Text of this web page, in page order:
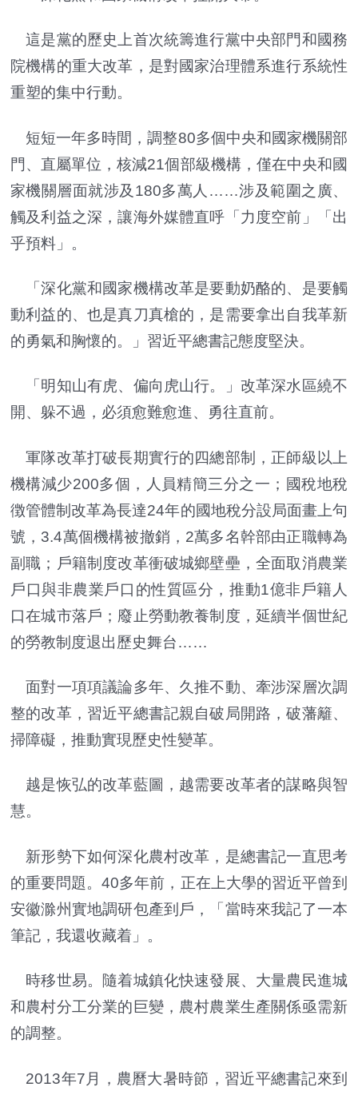
這是黨的歷史上首次統籌進行黨中央部門和國務
院機構的重大改革，是對國家治理體系進行系統性
重塑的集中行動。
短短一年多時間，調整80多個中央和國家機關部
門、直屬單位，核減21個部級機構，僅在中央和國
家機關層面就涉及180多萬人……涉及範圍之廣、
觸及利益之深，讓海外媒體直呼「力度空前」「出
乎預料」。
「深化黨和國家機構改革是要動奶酪的、是要觸
動利益的、也是真刀真槍的，是需要拿出自我革新
的勇氣和胸懷的。」習近平總書記態度堅決。
「明知山有虎、偏向虎山行。」改革深水區繞不
開、躲不過，必須愈難愈進、勇往直前。
軍隊改革打破長期實行的四總部制，正師級以上
機構減少200多個，人員精簡三分之一；國稅地稅
徴管體制改革為長達24年的國地稅分設局面畫上句
號，3.4萬個機構被撤銷，2萬多名幹部由正職轉為
副職；戶籍制度改革衝破城鄉壁壘，全面取消農業
戶口與非農業戶口的性質區分，推動1億非戶籍人
口在城市落戶；廢止勞動教養制度，延續半個世紀
的勞教制度退出歷史舞台……
面對一項項議論多年、久推不動、牽涉深層次調
整的改革，習近平總書記親自破局開路，破藩籬、
掃障礙，推動實現歷史性變革。
越是恢弘的改革藍圖，越需要改革者的謀略與智
慧。
新形勢下如何深化農村改革，是總書記一直思考
的重要問題。40多年前，正在上大學的習近平曾到
安徽滁州實地調研包產到戶，「當時來我記了一本
筆記，我還收藏着」。
時移世易。隨着城鎮化快速發展、大量農民進城
和農村分工分業的巨變，農村農業生產關係亟需新
的調整。
2013年7月，農曆大暑時節，習近平總書記來到